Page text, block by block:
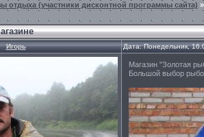
отдыха (участники дисконтной программы сайта)
Игорь Дата: Понедельник,
Магазин "Золотая
Большой выбор